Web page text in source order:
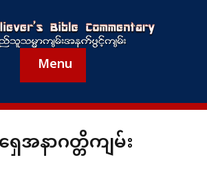
Menu
အနာဂတ္တိကျမ်း